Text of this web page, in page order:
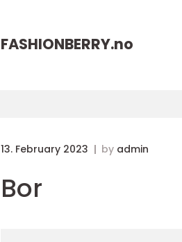
FASHIONBERRY.no
13. February 2023 by admin
Bor